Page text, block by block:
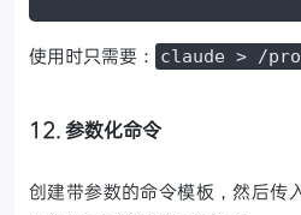
使用时只需要： claude > /
12. 参数化命令
创建带参数的命令模板，然后传